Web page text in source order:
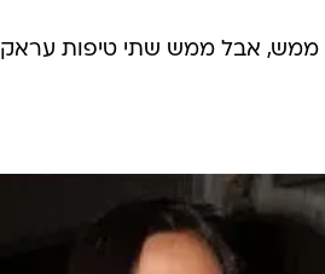
ממש, אבל ממש שתי טיפות עראק